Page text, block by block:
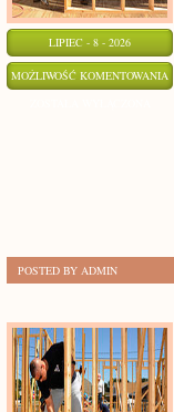
LIPIEC - 8 - 2026
MOŻLIWOŚĆ KOMENTOWANIA
POSTED BY ADMIN